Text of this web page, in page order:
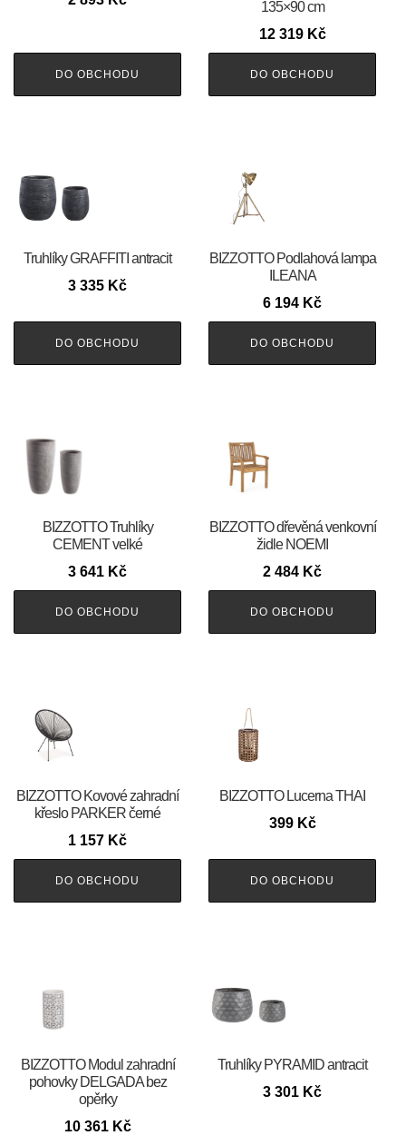
DO OBCHODU
135×90 cm
12 319 Kč
DO OBCHODU
Truhlíky GRAFFITI antracit
3 335 Kč
DO OBCHODU
BIZZOTTO Podlahová lampa
ILEANA
6 194 Kč
DO OBCHODU
BIZZOTTO Truhlíky
CEMENT velké
3 641 Kč
DO OBCHODU
BIZZOTTO dřevěná venkovní
židle NOEMI
2 484 Kč
DO OBCHODU
BIZZOTTO Kovové zahradní
křeslo PARKER černé
1 157 Kč
DO OBCHODU
BIZZOTTO Lucerna THAI
399 Kč
DO OBCHODU
BIZZOTTO Modul zahradní
pohovky DELGADA bez
opěrky
10 361 Kč
Truhlíky PYRAMID antracit
3 301 Kč